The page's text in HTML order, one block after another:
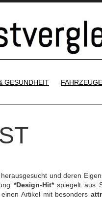
GESUNDHEIT FAHRZEUGE
und deren
*Design-Hit*spiegelt aus
Artikel mit besonders